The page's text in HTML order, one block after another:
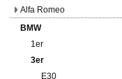
Alfa Romeo
BMW
1er
3er
E30